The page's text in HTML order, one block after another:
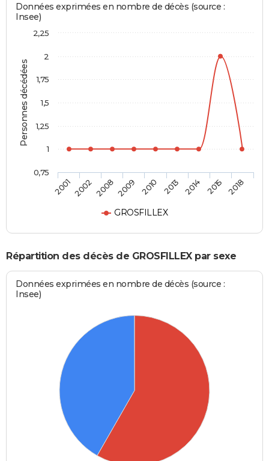
Personnes décédées
Données exprimées en nombre de décès (source :
Insee)
GROSFILLEX
2001200220082009 2010 2013 2014 2015 2018
0,75
1
1,25
1,5
1,75
2
2,25
Répartition des décès de GROSFILLEX par sexe
Données exprimées en nombre de décès (source :
Insee)